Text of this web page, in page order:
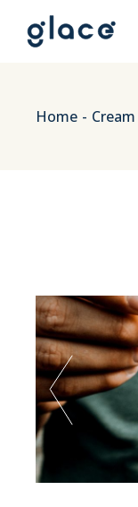
Home Cream
oct
22